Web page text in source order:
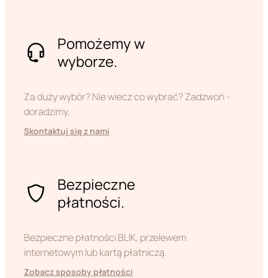
Pomożemy w
wyborze.
Za duży wybór? Nie wiecz co wybrać? Zadzwoń -
doradzimy.
Skontaktuj się z nami
Bezpieczne
płatności.
Bezpieczne płatności BLIK, przelewem
internetowym lub kartą płatniczą.
Zobacz sposoby płatności